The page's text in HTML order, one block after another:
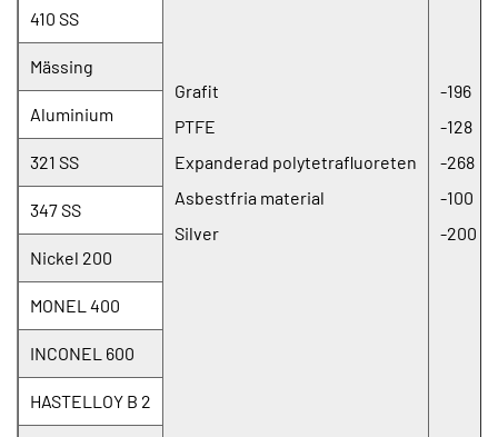
Grafit
PTFE
Expanderad polytetrafluoreten
Asbestfria material
Silver
-196
-128
-268
-100
-200
410 SS
Mässing
Aluminium
321 SS
347 SS
Nickel 200
MONEL 400
INCONEL 600
HASTELLOY B 2